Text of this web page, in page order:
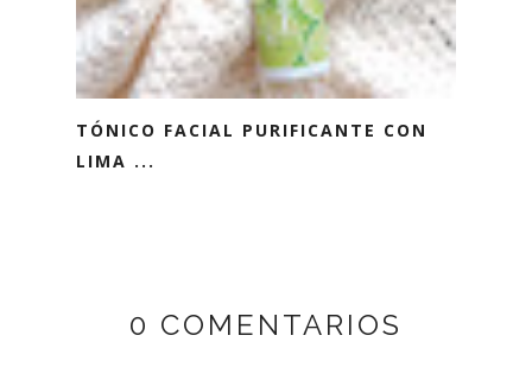
TÓNICO FACIAL PURIFICANTE CON
LIMA ...
0 COMENTARIOS